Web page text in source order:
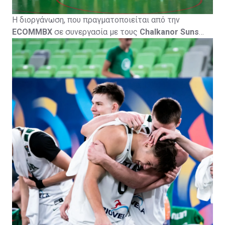
Η διοργάνωση, που πραγματοποιείται από την
ECOMMBX σε συνεργασία με τους Chalkanor Suns
Basketball Academy , φιλοξενείται από τηνΠετρολίνα
ΑΕΚ Λάρνακαςκαι τελεί υπό την αιγίδα τηςΚυπριακής
Ομοσπονδίας Καλαθοσφαίρισης, με το
CyprusBasket.netως Media Partner.